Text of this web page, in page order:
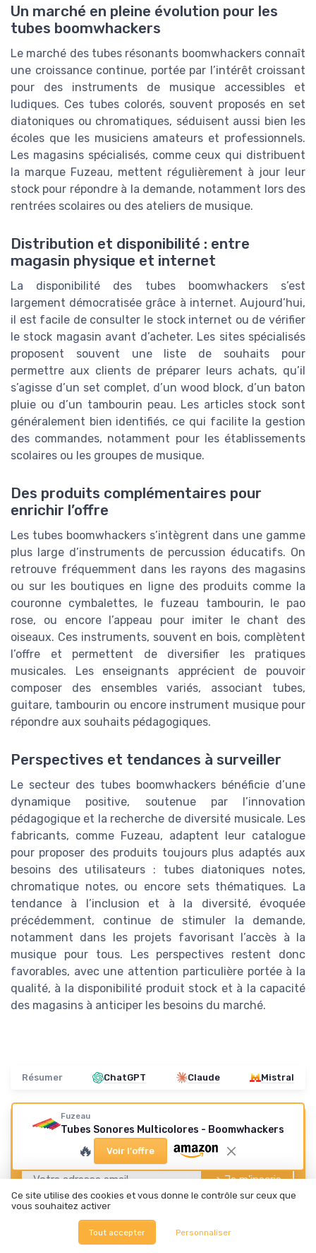
Un marché en pleine évolution pour les
tubes boomwhackers
Le marché des tubes résonants boomwhackers connaît
une croissance continue, portée par l’intérêt croissant
pour des instruments de musique accessibles et
ludiques. Ces tubes colorés, souvent proposés en set
diatoniques ou chromatiques, séduisent aussi bien les
écoles que les musiciens amateurs et professionnels.
Les magasins spécialisés, comme ceux qui distribuent
la marque Fuzeau, mettent régulièrement à jour leur
stock pour répondre à la demande, notamment lors des
rentrées scolaires ou des ateliers de musique.
Distribution et disponibilité : entre
magasin physique et internet
La disponibilité des tubes boomwhackers s’est
largement démocratisée grâce à internet. Aujourd’hui,
il est facile de consulter le stock internet ou de vérifier
le stock magasin avant d’acheter. Les sites spécialisés
proposent souvent une liste de souhaits pour
permettre aux clients de préparer leurs achats, qu’il
s’agisse d’un set complet, d’un wood block, d’un baton
pluie ou d’un tambourin peau. Les articles stock sont
généralement bien identifiés, ce qui facilite la gestion
des commandes, notamment pour les établissements
scolaires ou les groupes de musique.
Des produits complémentaires pour
enrichir l’offre
Les tubes boomwhackers s’intègrent dans une gamme
plus large d’instruments de percussion éducatifs. On
retrouve fréquemment dans les rayons des magasins
ou sur les boutiques en ligne des produits comme la
couronne cymbalettes, le fuzeau tambourin, le pao
rose, ou encore l’appeau pour imiter le chant des
oiseaux. Ces instruments, souvent en bois, complètent
l’offre et permettent de diversifier les pratiques
musicales. Les enseignants apprécient de pouvoir
composer des ensembles variés, associant tubes,
guitare, tambourin ou encore instrument musique pour
répondre aux souhaits pédagogiques.
Perspectives et tendances à surveiller
Le secteur des tubes boomwhackers bénéficie d’une
dynamique positive, soutenue par l’innovation
pédagogique et la recherche de diversité musicale. Les
fabricants, comme Fuzeau, adaptent leur catalogue
pour proposer des produits toujours plus adaptés aux
besoins des utilisateurs : tubes diatoniques notes,
chromatique notes, ou encore sets thématiques. La
tendance à l’inclusion et à la diversité, évoquée
précédemment, continue de stimuler la demande,
notamment dans les projets favorisant l’accès à la
musique pour tous. Les perspectives restent donc
favorables, avec une attention particulière portée à la
qualité, à la disponibilité produit stock et à la capacité
des magasins à anticiper les besoins du marché.
Résumer ChatGPT Claude Mistral
Recevez les dernières actualités de
Music Insiders
➔ Je m'inscris
*En remplissant ce formulaire, j’accepte d’être contacté(e) à
Fuzeau
Tubes Sonores Multicolores - Boomwhackers
🔥 Voir l'offre
Ce site utilise des cookies et vous donne le contrôle sur ceux que
vous souhaitez activer
Tout accepter Personnaliser